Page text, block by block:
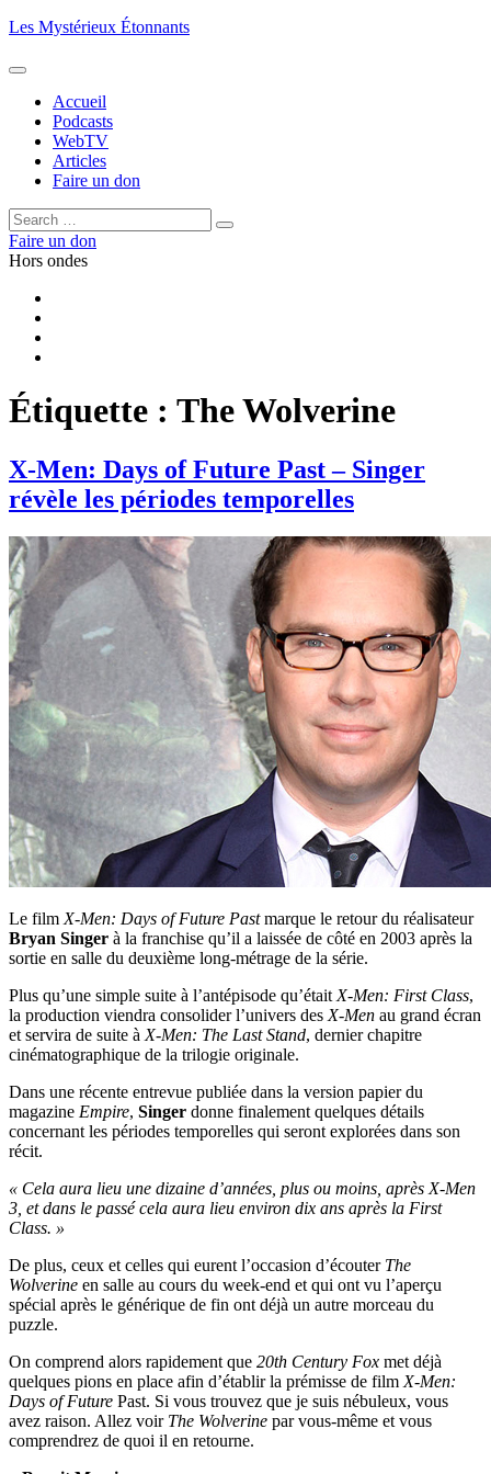
Aller
contenu
Les Mystérieux Étonnants
Accueil
Podcasts
WebTV
Articles
Faire un don
Rechercher :
Rechercher
Faire un don
Hors ondes
Étiquette : The Wolverine
X-Men: Days of Future Past – Singer
révèle les périodes temporelles
Le film X-Men: Days of Future Pastmarque le retour du réalisateur
Bryan Singer à la franchise qu’il a laissée de côté en 2003 après la
sortie en salle du deuxième long-métrage de la série.
Plus qu’une simple suite à l’antépisode qu’était X-Men: First Class,
la production viendra consolider l’univers des X-Men au grand écran
et servira de suite à X-Men: The Last Stand, dernier chapitre
cinématographique de la trilogie originale.
Dans une récente entrevue publiée dans la version papier du
magazine Empire, Singer donne finalement quelques détails
concernant les périodes temporelles qui seront explorées dans son
récit.
« Cela aura lieu une dizaine d’années, plus ou moins, après X-Men
3, et dans le passé cela aura lieu environ dix ans après la First
Class. »
De plus, ceux et celles qui eurent l’occasion d’écouter The
Wolverine en salle au cours du week-end et qui ont vu l’aperçu
spécial après le générique de fin ont déjà un autre morceau du
puzzle.
On comprend alors rapidement que 20th Century Fox met déjà
quelques pions en place afin d’établir la prémisse de film X-Men:
Days of Future Past. Si vous trouvez que je suis nébuleux, vous
avez raison. Allez voir The Wolverine par vous-même et vous
comprendrez de quoi il en retourne.